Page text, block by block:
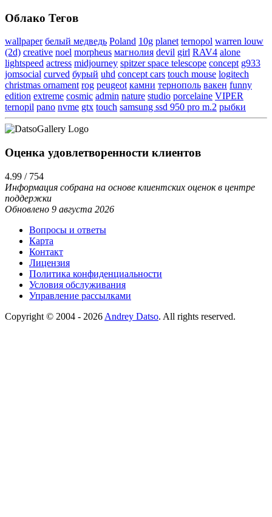
Облако Тегов
wallpaper белый медведь Poland 10g planet ternopol warren louw
(2d) creative noel morpheus магнолия devil girl RAV4 alone
lightspeed actress midjourney spitzer space telescope concept g933
jomsocial curved бурый uhd concept cars touch mouse logitech
christmas ornament rog peugeot камни тернополь вакен funny
edition extreme cosmic admin nature studio porcelaine VIPER
ternopil pano nvme gtx touch samsung ssd 950 pro m.2 рыбки
Оценка удовлетворенности клиентов
4.99 / 754
Информация собрана на основе клиентских оценок в центре
поддержки
Обновлено 9 августа 2026
Вопросы и ответы
Карта
Контакт
Лицензия
Политика конфиденциальности
Условия обслуживания
Управление рассылками
Copyright © 2004 - 2026 Andrey Datso. All rights reserved.